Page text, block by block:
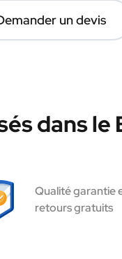
un devis
dans le
Qualité garantie
retours gratuits